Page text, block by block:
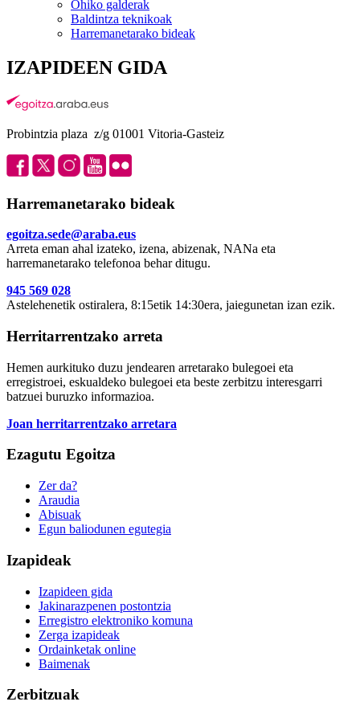
Ohiko galderak
Baldintza teknikoak
Harremanetarako bideak
IZAPIDEEN GIDA
Probintzia plaza z/g 01001 Vitoria-Gasteiz
Harremanetarako bideak
egoitza.sede@araba.eus
Arreta eman ahal izateko, izena, abizenak, NANa eta
harremanetarako telefonoa behar ditugu.
945 569 028
Astelehenetik ostiralera, 8:15etik 14:30era, jaiegunetan izan ezik.
Herritarrentzako arreta
Hemen aurkituko duzu jendearen arretarako bulegoei eta
erregistroei, eskualdeko bulegoei eta beste zerbitzu interesgarri
batzuei buruzko informazioa.
Joan herritarrentzako arretara
Ezagutu Egoitza
Zer da?
Araudia
Abisuak
Egun baliodunen egutegia
Izapideak
Izapideen gida
Jakinarazpenen postontzia
Erregistro elektroniko komuna
Zerga izapideak
Ordainketak online
Baimenak
Zerbitzuak